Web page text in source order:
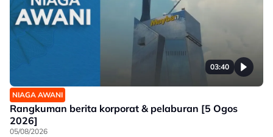
03:40
NIAGA AWANI
Rangkuman berita korporat & pelaburan [5 Ogos
2026]
05/08/2026